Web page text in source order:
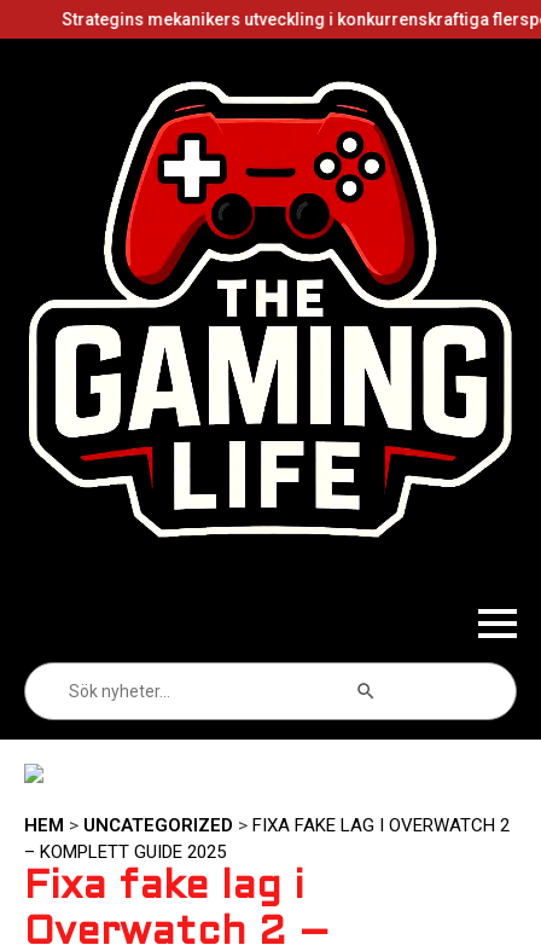
mekanikers utveckling i konkurrenskraftiga
efter:
HEM > UNCATEGORIZED > FIXA FAKE LAG I OVERWATCH 2
– KOMPLETT GUIDE 2025
Fixa fake lag i
Overwatch 2 –